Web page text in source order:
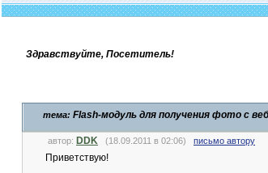
Здравствуйте, Посетитель!
тема: Flash-модуль для получения фото с
автор: DDK (18.09.2011 в 02:06) письмо автору
Приветствую!